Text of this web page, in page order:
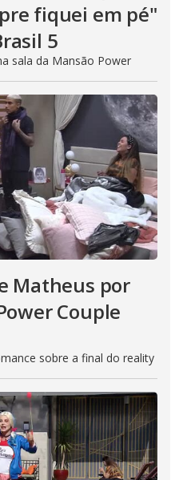
fiquei em pé"
5
sala da Mansão Power
Matheus por
Couple
sobre a final do reality